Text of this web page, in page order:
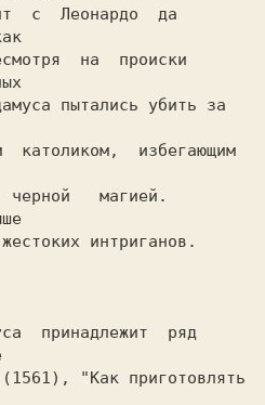
с  Леонардо  да
на  происки
пытались убить за
католиком,  избегающим
черной   магией.
интриганов.
"Как приготовлять